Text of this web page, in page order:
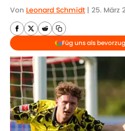
Von Leonard Schmidt | 25. März
Füg uns als